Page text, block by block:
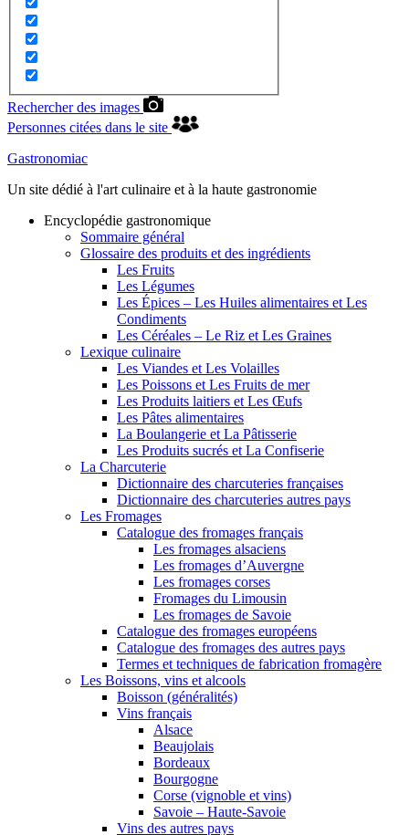
Rechercher des images
Personnes citées dans le site
Gastronomiac
Un site dédié à l'art culinaire et à la haute gastronomie
Encyclopédie gastronomique
Sommaire général
Glossaire des produits et des ingrédients
Les Fruits
Les Légumes
Les Épices – Les Huiles alimentaires et Les
Condiments
Les Céréales – Le Riz et Les Graines
Lexique culinaire
Les Viandes et Les Volailles
Les Poissons et Les Fruits de mer
Les Produits laitiers et Les Œufs
Les Pâtes alimentaires
La Boulangerie et La Pâtisserie
Les Produits sucrés et La Confiserie
La Charcuterie
Dictionnaire des charcuteries françaises
Dictionnaire des charcuteries autres pays
Les Fromages
Catalogue des fromages français
Les fromages alsaciens
Les fromages d’Auvergne
Les fromages corses
Fromages du Limousin
Les fromages de Savoie
Catalogue des fromages européens
Catalogue des fromages des autres pays
Termes et techniques de fabrication fromagère
Les Boissons, vins et alcools
Boisson (généralités)
Vins français
Alsace
Beaujolais
Bordeaux
Bourgogne
Corse (vignoble et vins)
Savoie – Haute-Savoie
Vins des autres pays